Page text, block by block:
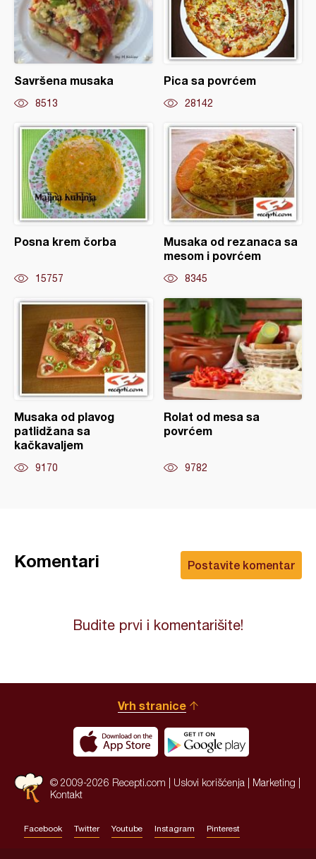
Savršena musaka
8513
Pica sa povrćem
28142
Posna krem čorba
15757
Musaka od rezanaca sa
mesom i povrćem
8345
Musaka od plavog
patlidžana sa
kačkavaljem
9170
Rolat od mesa sa
povrćem
9782
Postavite komentar
Komentari
Budite prvi i komentarišite!
Vrh stranice
© 2009-2026 Recepti.com | Uslovi korišćenja Marketing
Kontakt
Facebook Twitter Youtube Instagram Pinterest